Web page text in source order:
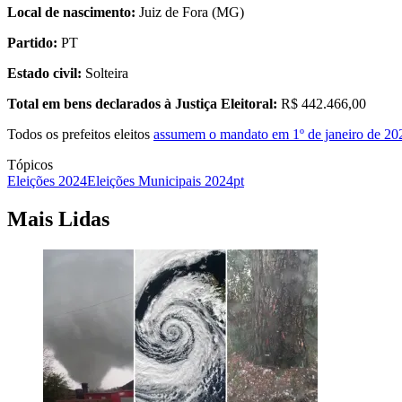
Local de nascimento: Juiz de Fora (MG)
Partido: PT
Estado civil: Solteira
Total em bens declarados à Justiça Eleitoral: R$ 442.466,00
Todos os prefeitos eleitos assumem o mandato em 1º de janeiro de
Tópicos
Eleições 2024Eleições Municipais 2024pt
Mais Lidas